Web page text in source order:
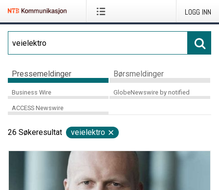
LOGG INN
Pressemeldinger Børsmeldinger
Business Wire GlobeNewswire by notified
ACCESS Newswire
26 Søkeresultat veielektro